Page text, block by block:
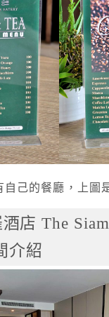
自己的餐廳，上圖
店 The
介紹